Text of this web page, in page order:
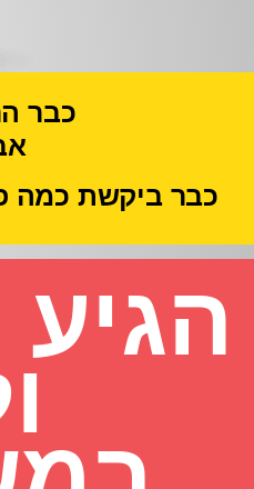
כבר
כבר ביקשת כמה